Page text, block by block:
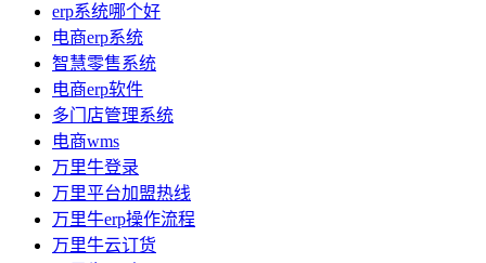
erp系统哪个好
电商erp系统
智慧零售系统
电商erp软件
多门店管理系统
电商wms
万里牛登录
万里平台加盟热线
万里牛erp操作流程
万里牛云订货